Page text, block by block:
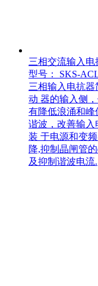
三相交流输入电
型号： SKS-
三相输入电抗
动 器的输入侧
有降低浪涌和峰
谐波，改善输
装 于电源和变
降,抑制晶闸管
及抑制谐波电流.